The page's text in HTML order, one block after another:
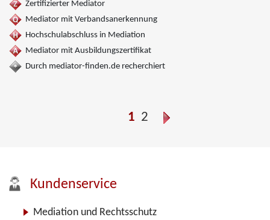
Zertifizierter Mediator
Mediator mit Verbandsanerkennung
Hochschulabschluss in Mediation
Mediator mit Ausbildungszertifikat
Durch mediator-finden.de recherchiert
1 2
Kundenservice
Mediation und Rechtsschutz